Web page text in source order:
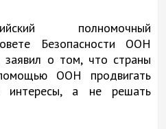
полномочный
Безопасности ООН
заявил о том, что страны
ООН продвигать
интересы, а не решать